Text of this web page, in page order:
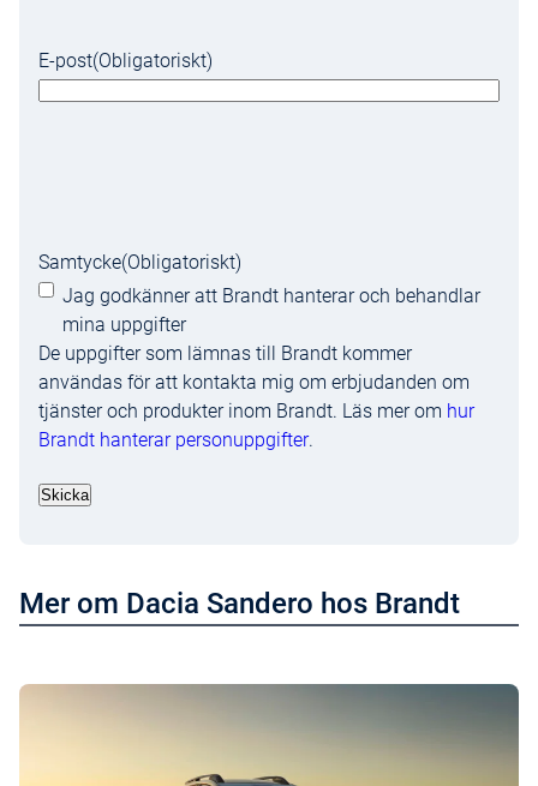
E-post(Obligatoriskt)
Samtycke(Obligatoriskt)
Jag godkänner att Brandt hanterar och behandlar
mina uppgifter
De uppgifter som lämnas till Brandt kommer
användas för att kontakta mig om erbjudanden om
tjänster och produkter inom Brandt. Läs mer om hur
Brandt hanterar personuppgifter.
Skicka
Mer om Dacia Sandero hos Brandt